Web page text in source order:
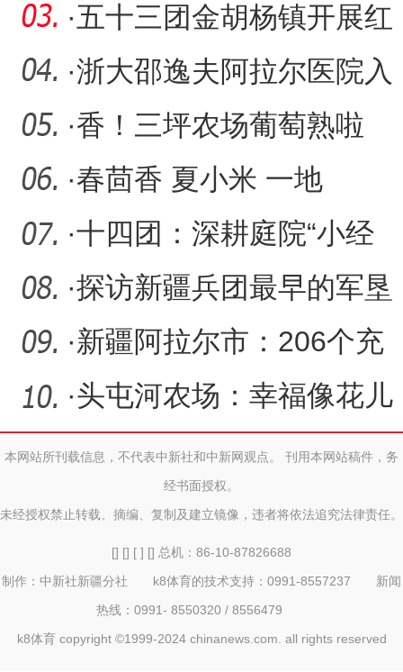
一军一行赴第一师医院调
研
·五十三团金胡杨镇开展红
色经典朗诵比赛
·浙大邵逸夫阿拉尔医院入
围国家级微创医学技术质
量
·香！三坪农场葡萄熟啦
·春茴香 夏小米 一地
多“金”稳增收
·十四团：深耕庭院“小经
济” 赋能乡村“大振兴”
·探访新疆兵团最早的军垦
礼堂——一三六团军垦礼
堂
·新疆阿拉尔市：206个充
电桩安到“家门口”
·头屯河农场：幸福像花儿
一样绽放
本网站所刊载信息，不代表中新社和中新网观点。 刊用本网站稿件，务
经书面授权。
未经授权禁止转载、摘编、复制及建立镜像，违者将依法追究法律责任。
[] [] [ ] [] 总机：86-10-87826688
制作：中新社新疆分社 k8体育的技术支持：0991-8557237 新闻
热线：0991- 8550320 / 8556479
k8体育 copyright ©1999-2024 chinanews.com. all rights reserved